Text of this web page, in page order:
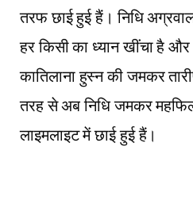
तरफ छाई हुई हैं। निधि
हर किसी का ध्यान खींचा है
कातिलाना हुस्न की जमकर
तरह से अब निधि जमकर
लाइमलाइट में छाई हुई हैं।